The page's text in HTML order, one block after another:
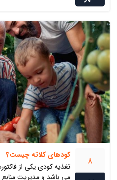
8
کودهای کلاته چیست؟
تغذیه کودی یکی از
می باشد و مدیریت